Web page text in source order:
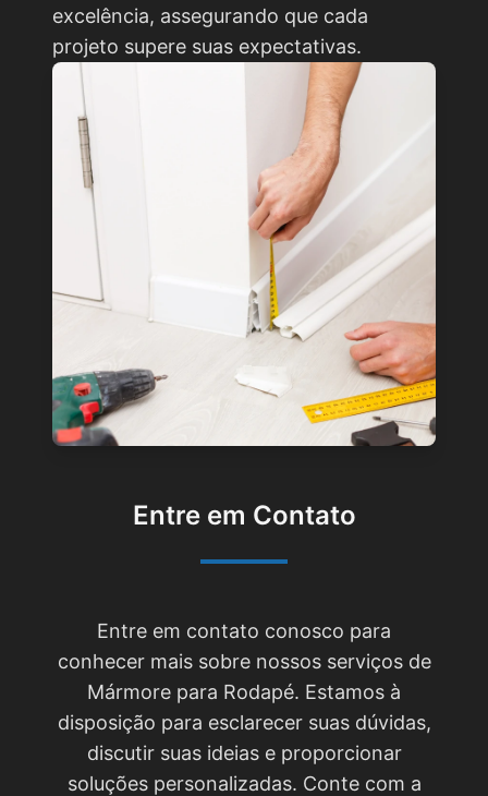
excelência, assegurando que cada
projeto supere suas expectativas.
Entre em Contato
Entre em contato conosco para
conhecer mais sobre nossos serviços de
Mármore para Rodapé. Estamos à
disposição para esclarecer suas dúvidas,
discutir suas ideias e proporcionar
soluções personalizadas. Conte com a